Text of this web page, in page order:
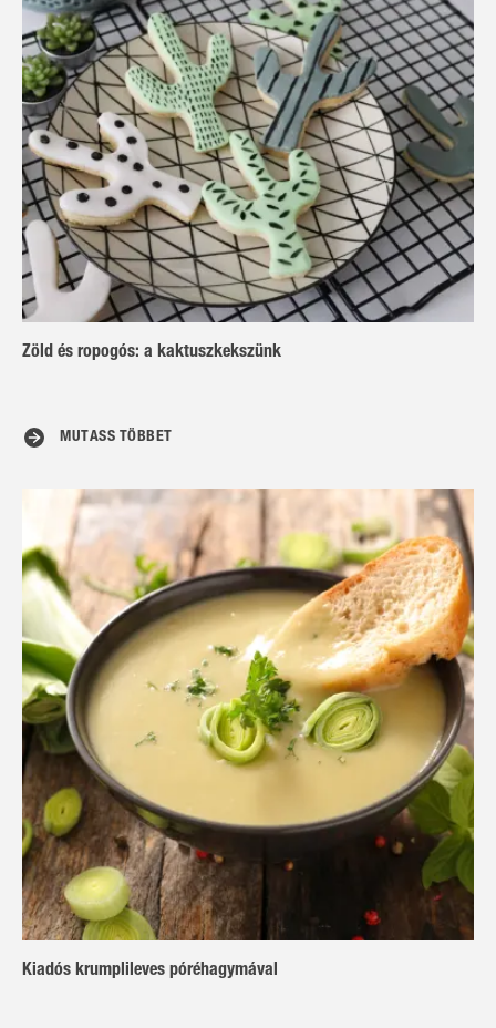
Zöld és ropogós: a kaktuszkekszünk
MUTASS TÖBBET
Kiadós krumplileves póréhagymával